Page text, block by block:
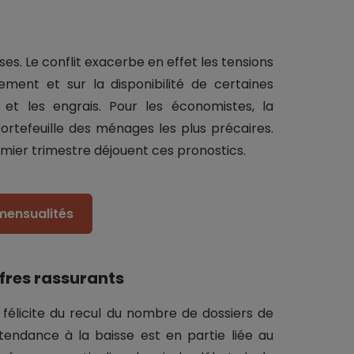
Le conflit exacerbe en effet les tensions
et sur la disponibilité de certaines
les engrais. Pour les économistes, la
des ménages les plus précaires.
trimestre déjouent ces pronostics.
rassurants
du recul du nombre de dossiers de
à la baisse est en partie liée au